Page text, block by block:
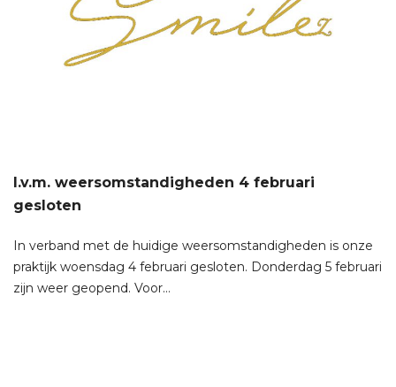
I.v.m. weersomstandigheden 4 februari
gesloten
In verband met de huidige weersomstandigheden is onze
praktijk woensdag 4 februari gesloten. Donderdag 5 februari
zijn weer geopend. Voor…